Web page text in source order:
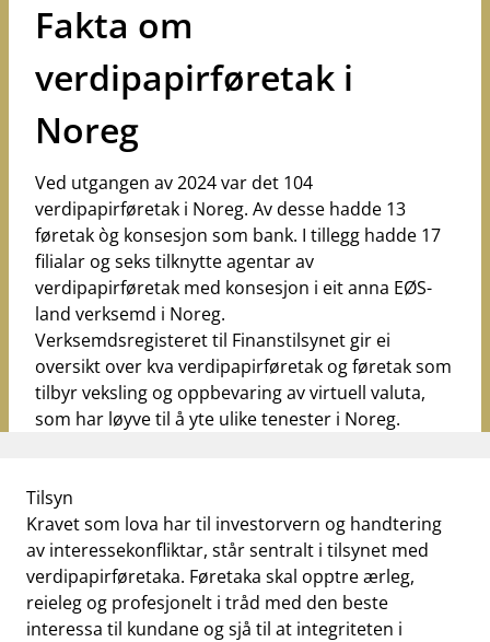
Fakta om
verdipapirføretak i
Noreg
Ved utgangen av 2024 var det 104
verdipapirføretak i Noreg. Av desse hadde 13
føretak òg konsesjon som bank. I tillegg hadde 17
filialar og seks tilknytte agentar av
verdipapirføretak med konsesjon i eit anna EØS-
land verksemd i Noreg.
Verksemdsregisteret til Finanstilsynet gir ei
oversikt over kva verdipapirføretak og føretak som
tilbyr veksling og oppbevaring av virtuell valuta,
som har løyve til å yte ulike tenester i Noreg.
Tilsyn
Kravet som lova har til investorvern og handtering
av interessekonfliktar, står sentralt i tilsynet med
verdipapirføretaka. Føretaka skal opptre ærleg,
reieleg og profesjonelt i tråd med den beste
interessa til kundane og sjå til at integriteten i